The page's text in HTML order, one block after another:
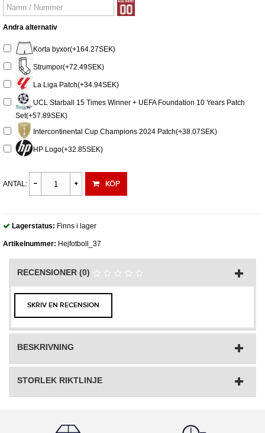
Andra alternativ
Korta byxor(+164.27SEK)
Strumpor(+72.49SEK)
La Liga Patch(+34.94SEK)
UCL Starball 15 Times Winner + UEFA Foundation 10 Years Patch
Set(+57.89SEK)
Intercontinental Cup Champions 2024 Patch(+38.07SEK)
HP Logo(+32.85SEK)
ANTAL: KÖP
Lagerstatus: Finns i lager
Artikelnummer: Hejfotboll_37
RECENSIONER (0)
SKRIV EN RECENSION
BESKRIVNING
STORLEK RIKTLINJE